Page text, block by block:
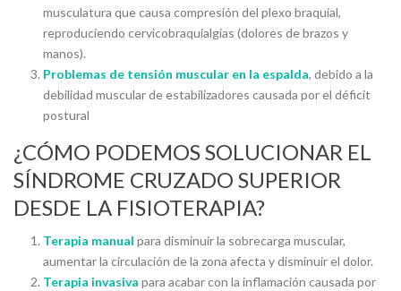
musculatura que causa compresión del plexo braquial,
reproduciendo cervicobraquialgias (dolores de brazos y
manos).
Problemas de tensión muscular en la espalda, debido a la
debilidad muscular de estabilizadores causada por el déficit
postural
¿CÓMO PODEMOS SOLUCIONAR EL
SÍNDROME CRUZADO SUPERIOR
DESDE LA FISIOTERAPIA?
Terapia manual para disminuir la sobrecarga muscular,
aumentar la circulación de la zona afecta y disminuir el dolor.
Terapia invasiva para acabar con la inflamación causada por